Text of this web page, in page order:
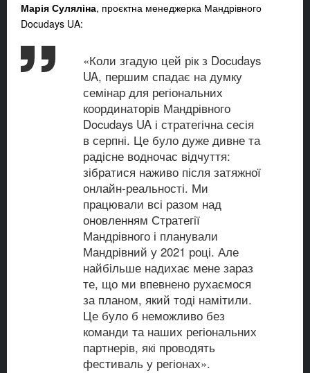
Марія Суляліна, проєктна менеджерка Мандрівного
Docudays UA:
«Коли згадую цей рік з Docudays
UA, першим спадає на думку
семінар для регіональних
координаторів Мандрівного
Docudays UA і стратегічна сесія
в серпні. Це було дуже дивне та
радісне водночас відчуття:
зібратися наживо після затяжної
онлайн-реальності. Ми
працювали всі разом над
оновленням Стратегії
Мандрівного і планували
Мандрівний у 2021 році. Але
найбільше надихає мене зараз
те, що ми впевнено рухаємося
за планом, який тоді намітили.
Це було б неможливо без
команди та наших регіональних
партнерів, які проводять
фестиваль у регіонах».